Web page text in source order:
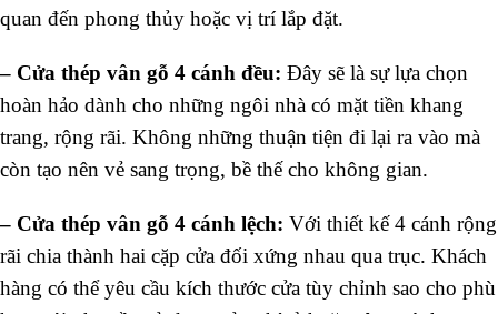
quan đến phong thủy hoặc vị trí lắp đặt.
– Cửa thép vân gỗ 4 cánh đều: Đây sẽ là sự lựa chọn
hoàn hảo dành cho những ngôi nhà có mặt tiền khang
trang, rộng rãi. Không những thuận tiện đi lại ra vào mà
còn tạo nên vẻ sang trọng, bề thế cho không gian.
– Cửa thép vân gỗ 4 cánh lệch: Với thiết kế 4 cánh rộng
rãi chia thành hai cặp cửa đối xứng nhau qua trục. Khách
hàng có thể yêu cầu kích thước cửa tùy chỉnh sao cho phù